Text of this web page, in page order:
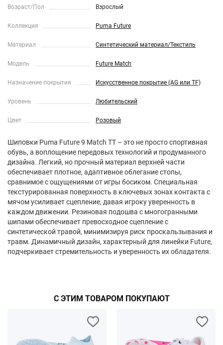
Возраст/Пол Взрослый
Коллекция Puma Future
Материал Синтетический материал/Текстиль
Модель Future Match
Назначение покрытия Искусственное покрытие (AG или TF)
Уровень Любительский
Цвет Розовый
Шиповки Puma Future 9 Match TT – это не просто спортивная
обувь, а воплощение передовых технологий и продуманного
дизайна. Легкий, но прочный материал верхней части
обеспечивает плотное, адаптивное облегание стопы,
сравнимое с ощущениями от игры босиком. Специальная
текстурированная поверхность в ключевых зонах контакта с
мячом усиливает сцепление, давая игроку уверенность в
каждом движении. Резиновая подошва с многогранными
шипами обеспечивает превосходное сцепление с
синтетической травой, минимизируя риск проскальзывания и
травм. Динамичный дизайн, характерный для линейки Future,
подчеркивает стремительность и уверенность их обладателя.
С ЭТИМ ТОВАРОМ ПОКУПАЮТ